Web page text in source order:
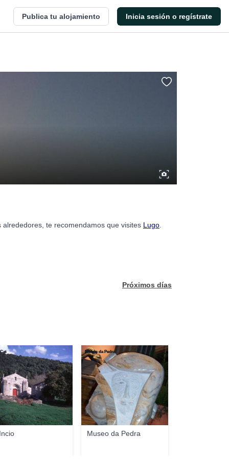
Publica tu alojamiento Inicia sesión o regístrate
te recomendamos que visites Lugo
Próximos días
Museo da Pedra
Museo da Pedra